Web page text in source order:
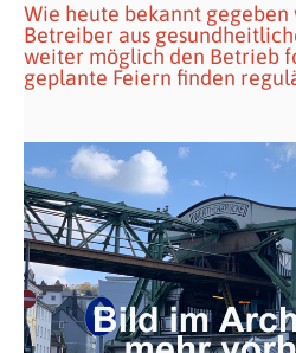
Wie heute bekannt gegeben
Betreiber aus
weiter möglich den Betrieb
geplante Feiern finden